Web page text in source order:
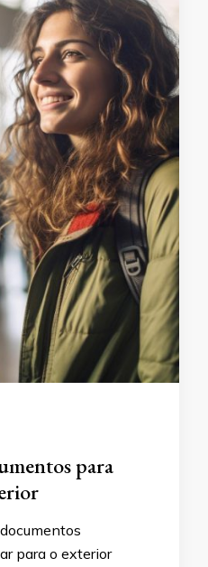
para
para o exterior